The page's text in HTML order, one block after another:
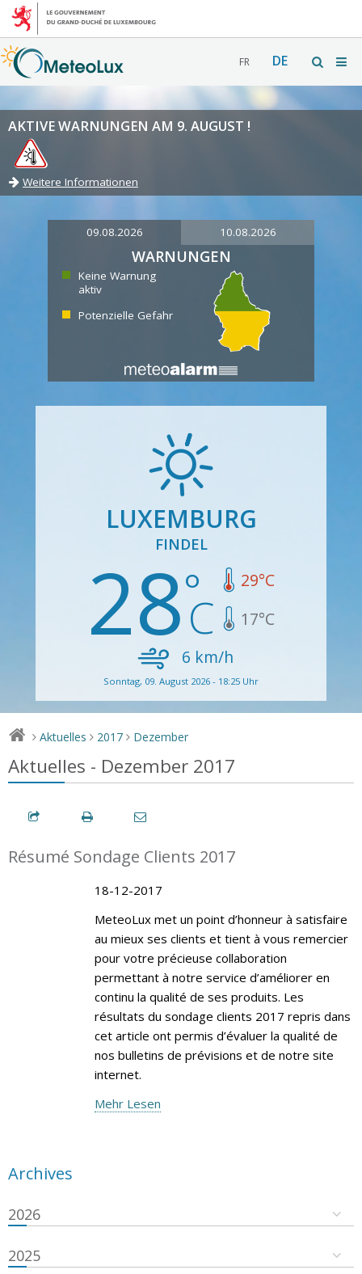
FR DE
AKTIVE WARNUNGEN AM 9. AUGUST !
Weitere Informationen
09.08.2026 10.08.2026
WARNUNGEN
Keine Warnung
aktiv
Potenzielle Gefahr
LUXEMBURG
FINDEL
28 29°C
17°C
6 km/h
Sonntag, 09. August 2026 - 18:25 Uhr
> Aktuelles > 2017 > Dezember
Aktuelles - Dezember 2017
Résumé Sondage Clients 2017
18-12-2017
MeteoLux met un point d’honneur à satisfaire
au mieux ses clients et tient à vous remercier
pour votre précieuse collaboration
permettant à notre service d’améliorer en
continu la qualité de ses produits. Les
résultats du sondage clients 2017 repris dans
cet article ont permis d’évaluer la qualité de
nos bulletins de prévisions et de notre site
internet.
Mehr Lesen
Archives
2026
2025